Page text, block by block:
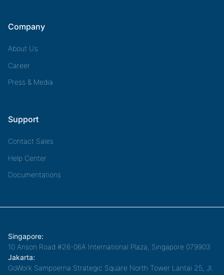
Company
About Us
Career
Press & Media
Support
Contact Sales
Help Center
Documentations
Singapore:
10 Anson Road #26-06A International Plaza, Singapore 079903
Jakarta:
GoWork Sampoerna Strategic Square North Tower Lantai 25, Jl.